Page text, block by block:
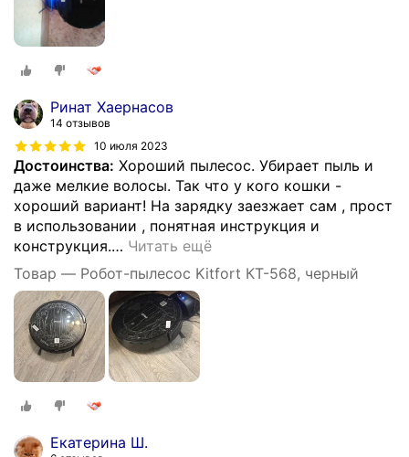
Ринат Хаернасов
14 отзывов
10 июля 2023
Достоинства: Хороший пылесос. Убирает пыль и
даже мелкие волосы. Так что у кого кошки -
хороший вариант! На зарядку заезжает сам , прост
в использовании , понятная инструкция и
конструкция.… Читать ещё
Товар — Робот-пылесос Kitfort КТ-568, черный
Екатерина Ш.